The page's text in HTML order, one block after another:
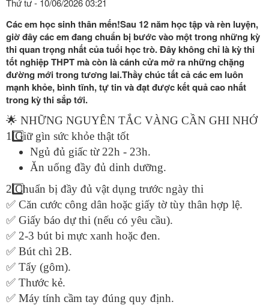
Thứ tư - 10/06/2026 03:21
Các em học sinh thân mến!Sau 12 năm học tập và rèn luyện,
giờ đây các em đang chuẩn bị bước vào một trong những kỳ
thi quan trọng nhất của tuổi học trò. Đây không chỉ là kỳ thi
tốt nghiệp THPT mà còn là cánh cửa mở ra những chặng
đường mới trong tương lai.Thầy chúc tất cả các em luôn
mạnh khỏe, bình tĩnh, tự tin và đạt được kết quả cao nhất
trong kỳ thi sắp tới.
🌟 NHỮNG NGUYÊN TẮC VÀNG CẦN GHI NHỚ
1️ Giữ gìn sức khỏe thật tốt
Ngủ đủ giấc từ 22h - 23h.
Ăn uống đầy đủ dinh dưỡng.
2️Chuẩn bị đầy đủ vật dụng trước ngày thi
✅ Căn cước công dân hoặc giấy tờ tùy thân hợp lệ.
✅ Giấy báo dự thi (nếu có yêu cầu).
✅ 2-3 bút bi mực xanh hoặc đen.
✅ Bút chì 2B.
✅ Tẩy (gôm).
✅ Thước kẻ.
✅ Máy tính cầm tay đúng quy định.